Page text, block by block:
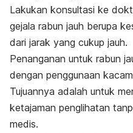
Lakukan konsultasi ke
gejala rabun jauh berupa
dari jarak yang cukup jauh.
Penanganan untuk rabun
dengan penggunaan
Tujuannya adalah untuk
ketajaman penglihatan
medis.